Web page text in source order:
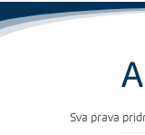
Sva prava